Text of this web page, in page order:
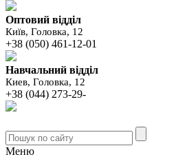
Оптовий відділ
Київ, Головка, 12
+38 (050) 461-12-01
Навчальний відділ
Киев, Головка, 12
+38 (044) 273-29-
Меню